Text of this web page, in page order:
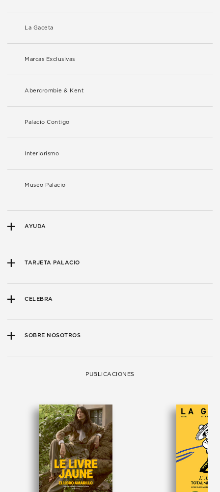
La Gaceta
Marcas Exclusivas
Abercrombie & Kent
Palacio Contigo
Interiorismo
Museo Palacio
AYUDA
TARJETA PALACIO
CELEBRA
SOBRE NOSOTROS
PUBLICACIONES